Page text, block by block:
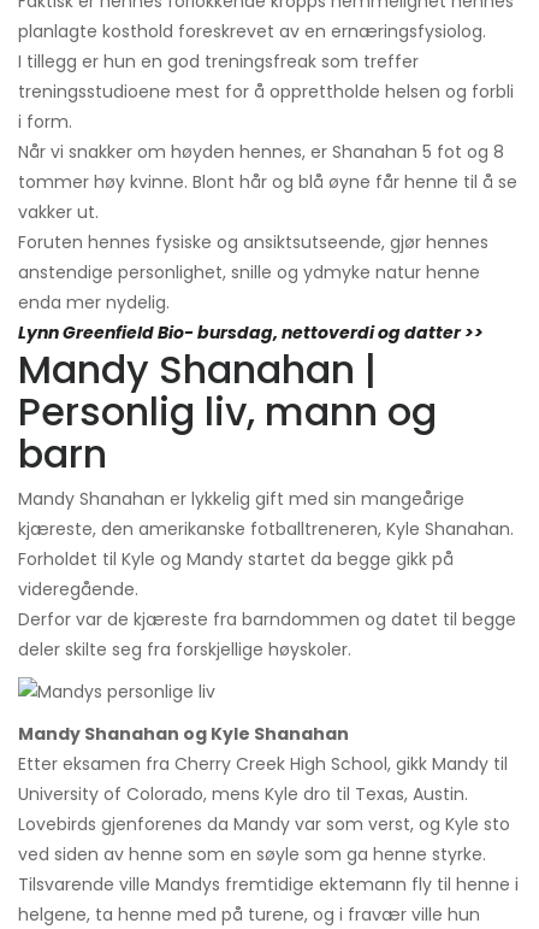
planlagte kosthold foreskrevet av en ernæringsfysiolog.
I tillegg er hun en god treningsfreak som treffer
treningsstudioene mest for å opprettholde helsen og forbli
i form.
Når vi snakker om høyden hennes, er Shanahan 5 fot og 8
tommer høy kvinne. Blont hår og blå øyne får henne til å se
vakker ut.
Foruten hennes fysiske og ansiktsutseende, gjør hennes
anstendige personlighet, snille og ydmyke natur henne
enda mer nydelig.
Lynn Greenfield Bio- bursdag, nettoverdi og datter >>
Mandy Shanahan |
Personlig liv, mann og
barn
Mandy Shanahan er lykkelig gift med sin mangeårige
kjæreste, den amerikanske fotballtreneren, Kyle Shanahan.
Forholdet til Kyle og Mandy startet da begge gikk på
videregående.
Derfor var de kjæreste fra barndommen og datet til begge
deler skilte seg fra forskjellige høyskoler.
Mandy Shanahan og Kyle Shanahan
Etter eksamen fra Cherry Creek High School, gikk Mandy til
University of Colorado, mens Kyle dro til Texas, Austin.
Lovebirds gjenforenes da Mandy var som verst, og Kyle sto
ved siden av henne som en søyle som ga henne styrke.
Tilsvarende ville Mandys fremtidige ektemann fly til henne i
helgene, ta henne med på turene, og i fravær ville hun